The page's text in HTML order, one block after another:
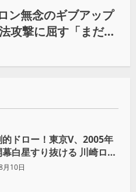
ン無念のギブアップ
攻撃に屈す「まだま
んだなって」
ドロー！東京V、2005年
白星すり抜ける 川崎ロマ
弾
月10日